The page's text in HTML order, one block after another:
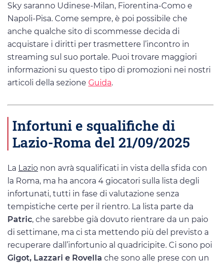
Sky saranno Udinese-Milan, Fiorentina-Como e
Napoli-Pisa. Come sempre, è poi possibile che
anche qualche sito di scommesse decida di
acquistare i diritti per trasmettere l’incontro in
streaming sul suo portale. Puoi trovare maggiori
informazioni su questo tipo di promozioni nei nostri
articoli della sezione Guida.
Infortuni e squalifiche di
Lazio-Roma del 21/09/2025
La Lazio non avrà squalificati in vista della sfida con
la Roma, ma ha ancora 4 giocatori sulla lista degli
infortunati, tutti in fase di valutazione senza
tempistiche certe per il rientro. La lista parte da
Patric, che sarebbe già dovuto rientrare da un paio
di settimane, ma ci sta mettendo più del previsto a
recuperare dall’infortunio al quadricipite. Ci sono poi
Gigot, Lazzari e Rovella che sono alle prese con un